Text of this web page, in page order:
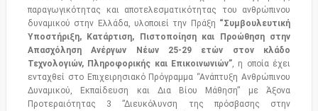
παραγωγικότητας και αποτελεσματικότητας του ανθρώπινου
δυναμικού στην Ελλάδα, υλοποιεί την Πράξη “Συμβουλευτική
Υποστήριξη, Κατάρτιση, Πιστοποίηση και Προώθηση στην
Απασχόληση Ανέργων Νέων 25-29 ετών στον κλάδο
Τεχνολογιών, Πληροφορικής και Επικοινωνιών” , η οποία έχει
ενταχθεί στο Επιχειρησιακό Πρόγραμμα “Ανάπτυξη Ανθρώπινου
Δυναμικού, Εκπαίδευση και Δια Βίου Μάθηση” με Άξονα
Προτεραιότητας 3 ”Διευκόλυνση της πρόσβασης στην